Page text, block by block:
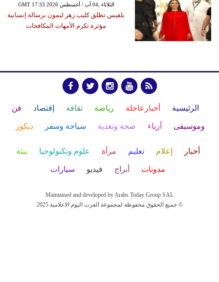
GMT 17:33 2026 الثلاثاء ,04 آب / أغسطس
بلقيس تطلق كليب زهر ليمون برسالة إنسانية
مؤثرة تكرم الأمهات المكافحات
الرئيسية أخبارعاجلة رياضة ثقافة إقتصاد فن
وموسيقى أزياء صحة وتغذية سياحة وسفر ديكور
أخبار إعلام تعليم مرأة علوم وتكنولوجيا بيئة
مدونات أبراج فيديو سيارات
Maintained and developed by Arabs Today Group SAL
جميع الحقوق محفوظة لمجموعة العرب اليوم الاعلامية 2025 ©